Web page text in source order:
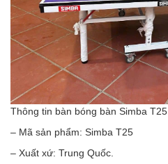
Thông tin bàn bóng bàn Simba T25
– Mã sản phẩm: Simba T25
– Xuất xứ: Trung Quốc.